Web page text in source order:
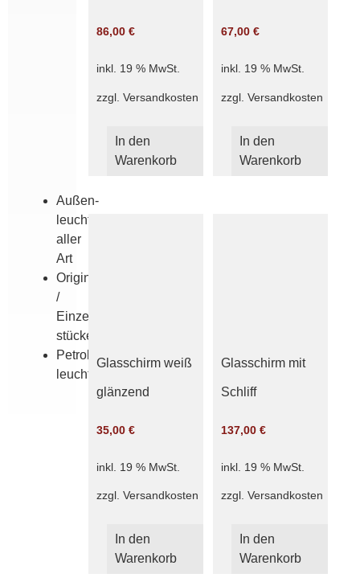
Griffrand
cm
opal
glänzend
satiniert
Außen­
leuchten
aller
Art
Originale
/
Einzel­
stücke
Petroleum­
leuchten
86,00 €
inkl. 19 % MwSt.
zzgl. Versandkosten
In den
Warenkorb
67,00 €
inkl. 19 % MwSt.
zzgl. Versandkosten
In den
Warenkorb
Glasschirm weiß
glänzend
35,00 €
inkl. 19 % MwSt.
zzgl. Versandkosten
In den
Warenkorb
Glasschirm mit
Schliff
137,00 €
inkl. 19 % MwSt.
zzgl. Versandkosten
In den
Warenkorb